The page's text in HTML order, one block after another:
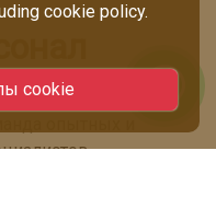
cookie policy.
cookie